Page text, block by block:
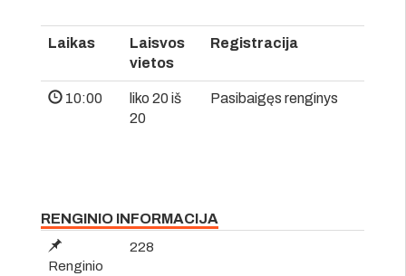
Laikas
Laisvos
vietos
Registracija
10:00
liko 20 iš
20
Pasibaigęs renginys
RENGINIO INFORMACIJA
Renginio
228